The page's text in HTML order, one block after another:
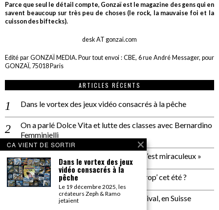
Parce que seul le détail compte, Gonzaï est le magazine des gens qui en
savent beaucoup sur très peu de choses (le rock, la mauvaise foi et la
cuisson des biftecks).
desk AT gonzai.com
Edité par GONZAÏ MEDIA. Pour tout envoi : CBE, 6 rue André Messager, pour
GONZAÏ, 75018 Paris
ARTICLES RÉCENTS
Dans le vortex des jeux vidéo consacrés à la pêche
On a parlé Dolce Vita et lutte des classes avec Bernardino
Femminielli
Gilb’R : « Être encore là 30 ans après, c’est miraculeux »
Plage de Rock : et si on allait à Saint Trop’ cet été ?
Un reportage pas neutre au PALP Festival, en Suisse
CA VIENT DE SORTIR
Dans le vortex des jeux
vidéo consacrés à la
pêche
Le 19 décembre 2025, les
créateurs Zeph & Ramo
jetaient